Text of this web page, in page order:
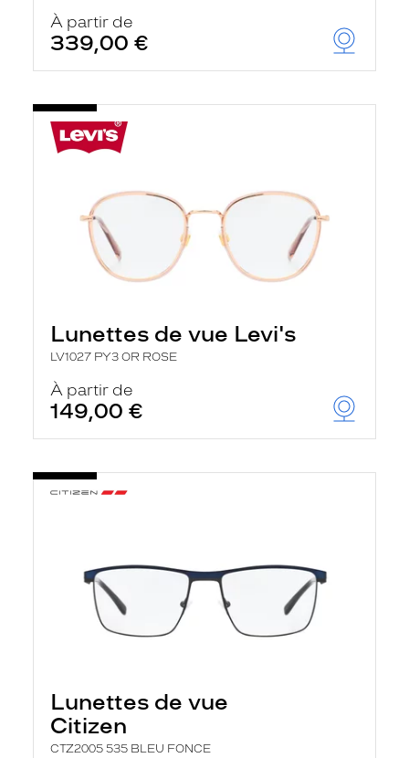
À partir de
339,00 €
Lunettes de vue Levi's
LV1027 PY3 OR ROSE
À partir de
149,00 €
Lunettes de vue
Citizen
CTZ2005 535 BLEU FONCE